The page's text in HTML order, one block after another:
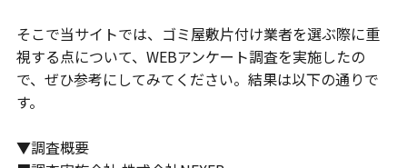
そこで当サイトでは、ゴミ屋敷片付け業者を選ぶ際に重
視する点について、WEBアンケート調査を実施したの
で、ぜひ参考にしてみてください。結果は以下の通りで
す。
▼調査概要